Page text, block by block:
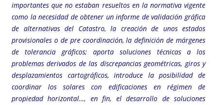
importantes que no estaban resueltos en la normativa vigente
como la necesidad de obtener un informe de validación gráfica
de alternativas del Catastro, la creación de unos estados
provisionales o de pre coordinación, la definición de márgenes
de tolerancia gráficos; aporta soluciones técnicas a los
problemas derivados de las discrepancias geométricas, giros y
desplazamientos cartográficos, introduce la posibilidad de
coordinar los solares con edificaciones en régimen de
propiedad horizontal…, en fin, el desarrollo de soluciones